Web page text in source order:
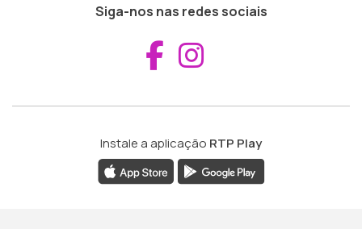
Siga-nos nas redes sociais
Aceder ao
Instale a aplicação RTP Play